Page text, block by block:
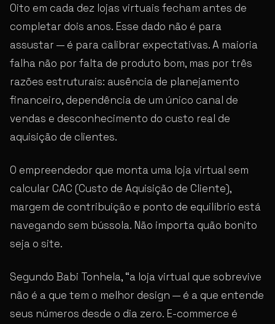
Oito em cada dez lojas virtuais fecham antes de
completar dois anos. Esse dado não é para
assustar — é para calibrar expectativas. A maioria
falha não por falta de produto bom, mas por três
razões estruturais: ausência de planejamento
financeiro, dependência de um único canal de
vendas e desconhecimento do custo real de
aquisição de clientes.
O empreendedor que monta uma loja virtual sem
calcular CAC (Custo de Aquisição de Cliente),
margem de contribuição e ponto de equilíbrio está
navegando sem bússola. Não importa quão bonito
seja o site.
Segundo Babi Tonhela, “a loja virtual que sobrevive
não é a que tem o melhor design — é a que entende
seus números desde o dia zero. E-commerce é